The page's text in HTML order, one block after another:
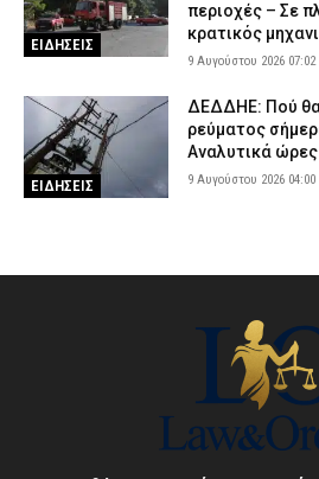
ΕΙΔΗΣΕΙΣ
περιοχές – Σε
κρατικός
9 Αυγούστου 2026 07:02
ΕΙΔΗΣΕΙΣ
ΔΕΔΔΗΕ: Πού θα
ρεύματος
Αναλυτικά ώρες
9 Αυγούστου 2026 04:00